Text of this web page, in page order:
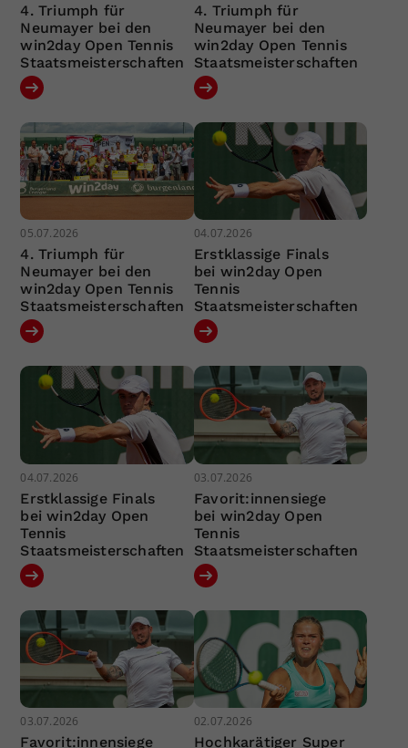
4. Triumph für
Neumayer bei den
win2day Open Tennis
Staatsmeisterschaften
4. Triumph für
Neumayer bei den
win2day Open Tennis
Staatsmeisterschaften
05.07.2026
4. Triumph für
Neumayer bei den
win2day Open Tennis
Staatsmeisterschaften
04.07.2026
Erstklassige Finals
bei win2day Open
Tennis
Staatsmeisterschaften
04.07.2026
Erstklassige Finals
bei win2day Open
Tennis
Staatsmeisterschaften
03.07.2026
Favorit:innensiege
bei win2day Open
Tennis
Staatsmeisterschaften
03.07.2026
Favorit:innensiege
02.07.2026
Hochkarätiger Super